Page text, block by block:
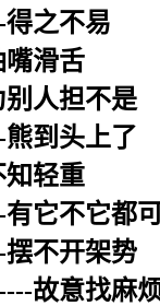
得之不易
嘴滑舌
别人担不是
到头上了
知轻重
它不它都
摆不开架势
故意找麻